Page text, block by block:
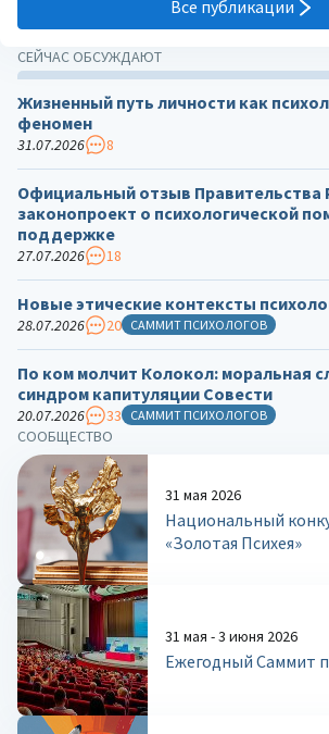
Все публикации
СООБЩЕСТВО
31 мая 2026
Национальный
«Золотая Психея»
31 мая - 3 июня 2026
Ежегодный Саммит
СЕЙЧАС ОБСУЖДАЮТ
Жизненный путь личности как
феномен
31.07.2026 8
Официальный отзыв Правительства
законопроект о психологической
поддержке
27.07.2026 18
Новые этические контексты
28.07.2026 20 САММИТ ПСИХОЛОГОВ
По ком молчит Колокол: моральная
синдром капитуляции Совести
20.07.2026 33 САММИТ ПСИХОЛОГОВ